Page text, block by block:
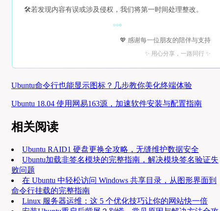
🛠️若发现内容有误或涉及侵权，我们将第一时间处理整改。
💖 感谢每一位朋友的陪伴与支持
✨ 用心分享，一路同行 ✨
Ubuntu命令行也能显示图标？几步教你美化终端体验
Ubuntu 18.04 使用网易163源，加速软件安装与配置指南
相关阅读
Ubuntu RAID1 硬盘更换全攻略，无缝维护数据安全
Ubuntu加载非签名模块的完整指南，解决模块签名验证失
败问题
在 Ubuntu 中轻松访问 Windows 共享目录，从图形界面到
命令行挂载的完整指南
Linux 服务器运维：这 5 个优化技巧让你的网站快一倍